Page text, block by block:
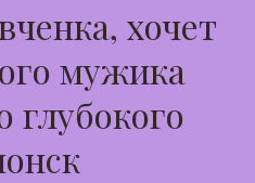
хочет
мужика
глубокого